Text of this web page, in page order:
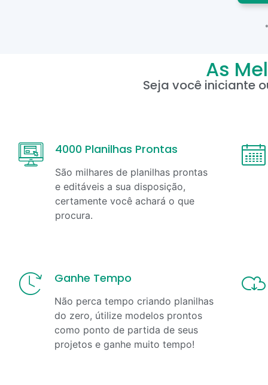
As
Seja você iniciante
4000 Planilhas Prontas
São milhares de planilhas prontas
e editáveis a sua disposição,
certamente você achará o que
procura.
Ganhe Tempo
Não perca tempo criando planilhas
do zero, útilize modelos prontos
como ponto de partida de seus
projetos e ganhe muito tempo!